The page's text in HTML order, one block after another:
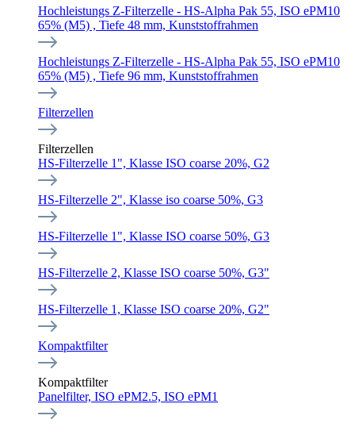
Hochleistungs Z-Filterzelle - HS-Alpha Pak 55, ISO ePM10
65% (M5) , Tiefe 48 mm, Kunststoffrahmen
Hochleistungs Z-Filterzelle - HS-Alpha Pak 55, ISO ePM10
65% (M5) , Tiefe 96 mm, Kunststoffrahmen
Filterzellen
Filterzellen
HS-Filterzelle 1", Klasse ISO coarse 20%, G2
HS-Filterzelle 2", Klasse iso coarse 50%, G3
HS-Filterzelle 1", Klasse ISO coarse 50%, G3
HS-Filterzelle 2, Klasse ISO coarse 50%, G3"
HS-Filterzelle 1, Klasse ISO coarse 20%, G2"
Kompaktfilter
Kompaktfilter
Panelfilter, ISO ePM2.5, ISO ePM1